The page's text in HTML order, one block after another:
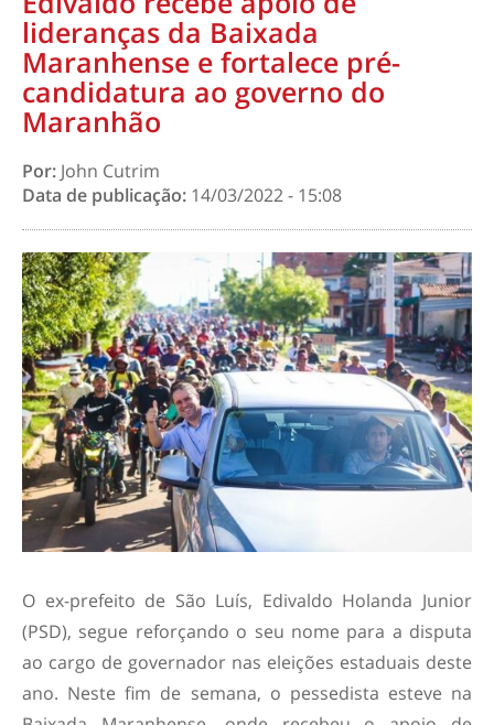
lideranças da Baixada
Maranhense e fortalece pré-
candidatura ao governo do
Maranhão
Por: John Cutrim
Data de publicação: 14/03/2022 - 15:08
O ex-prefeito de São Luís, Edivaldo Holanda Junior
(PSD), segue reforçando o seu nome para a disputa
ao cargo de governador nas eleições estaduais deste
ano. Neste fim de semana, o pessedista esteve na